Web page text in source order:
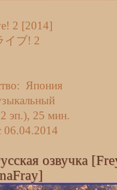
2 [2014]
イブ! 2
Япония
эп.), 25 мин.
06.04.2014
озвучка